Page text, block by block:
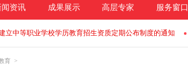
闻资讯 成果展示 高层专家 服务窗口
立中等职业学校学历教育招生资质定期公布制度的通知
育 >